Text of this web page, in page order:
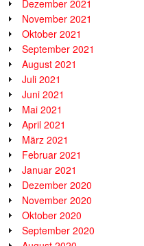
Dezember 2021
November 2021
Oktober 2021
September 2021
August 2021
Juli 2021
Juni 2021
Mai 2021
April 2021
März 2021
Februar 2021
Januar 2021
Dezember 2020
November 2020
Oktober 2020
September 2020